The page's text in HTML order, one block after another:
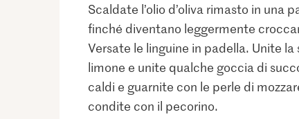
Scaldate l’olio d’oliva rimasto in una
finché diventano leggermente
Versate le linguine in padella. Unite
limone e unite qualche goccia di
caldi e guarnite con le perle di
condite con il pecorino.